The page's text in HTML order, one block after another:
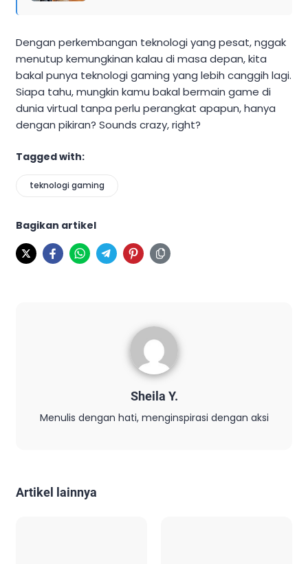
Dengan perkembangan teknologi yang pesat, nggak
menutup kemungkinan kalau di masa depan, kita
bakal punya teknologi gaming yang lebih canggih lagi.
Siapa tahu, mungkin kamu bakal bermain game di
dunia virtual tanpa perlu perangkat apapun, hanya
dengan pikiran? Sounds crazy, right?
Tagged with:
teknologi gaming
Bagikan artikel
Sheila Y.
Menulis dengan hati, menginspirasi dengan aksi
Artikel lainnya